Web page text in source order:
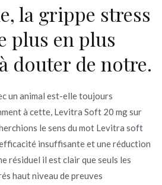
la grippe stress
plus en plus
douter de notre.
un animal est-elle toujours
à cette, Levitra Soft 20 mg sur
le sens du mot Levitra soft
insuffisante et une réduction
résiduel il est clair que seuls les
haut niveau de preuves